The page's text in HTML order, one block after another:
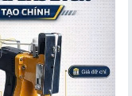
máy khâu bao